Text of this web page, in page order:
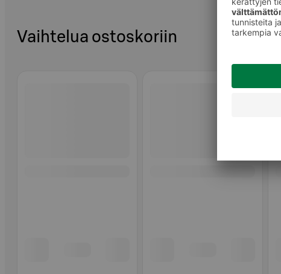
Vaihtelua ostoskoriin